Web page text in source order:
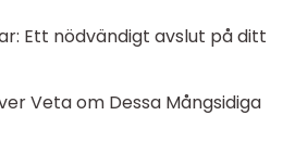
Ett nödvändigt avslut på ditt
Veta om Dessa Mångsidiga